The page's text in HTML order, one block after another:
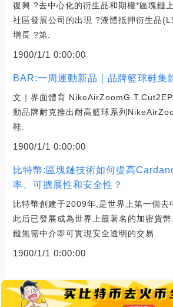
復興 ?去中心化的衍生品和期權*區塊鏈
社區發展公司的出現 ?液體抵押衍生品
增長 ?第.
1900/1/1 0:00:00
BAR:一周運動新品｜品牌籃球鞋集
文｜界面體育
動品牌耐克推出耐高籃球系列
鞋.
1900/1/1 0:00:00
比特幣:區塊鏈技術如何提高
率、可擴展性和安全性？
比特幣創建于2009年,是世界上第一個去
此后已發展成為世界上最著名的加密貨
鏈無需中介即可實現安全透明的交易.
1900/1/1 0:00:00